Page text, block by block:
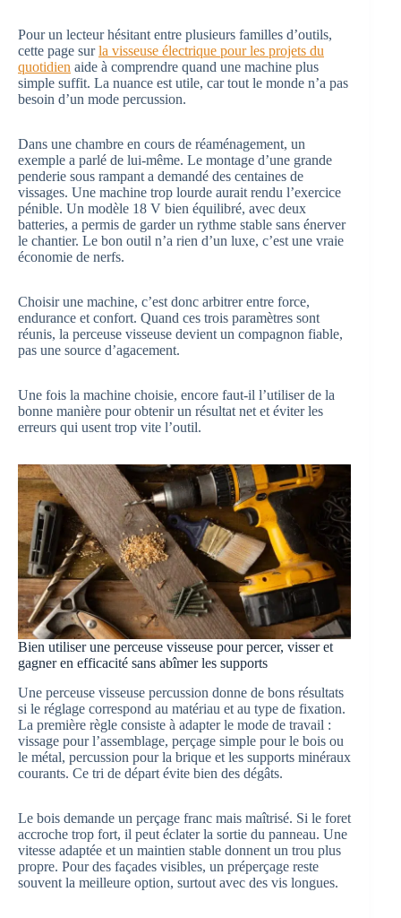
Pour un lecteur hésitant entre plusieurs familles d’outils,
cette page surla visseuse électrique pour les projets du
quotidien aide à comprendre quand une machine plus
simple suffit. La nuance est utile, car tout le monde n’a pas
besoin d’un mode percussion.
Dans une chambre en cours de réaménagement, un
exemple a parlé de lui-même. Le montage d’une grande
penderie sous rampant a demandé des centaines de
vissages. Une machine trop lourde aurait rendu l’exercice
pénible. Un modèle 18 V bien équilibré, avec deux
batteries, a permis de garder un rythme stable sans énerver
le chantier. Le bon outil n’a rien d’un luxe, c’est une vraie
économie de nerfs.
Choisir une machine, c’est donc arbitrer entre force,
endurance et confort. Quand ces trois paramètres sont
réunis, la perceuse visseuse devient un compagnon fiable,
pas une source d’agacement.
Une fois la machine choisie, encore faut-il l’utiliser de la
bonne manière pour obtenir un résultat net et éviter les
erreurs qui usent trop vite l’outil.
Bien utiliser une perceuse visseuse pour percer, visser et
gagner en efficacité sans abîmer les supports
Une perceuse visseuse percussion donne de bons résultats
si le réglage correspond au matériau et au type de fixation.
La première règle consiste à adapter le mode de travail :
vissage pour l’assemblage, perçage simple pour le bois ou
le métal, percussion pour la brique et les supports minéraux
courants. Ce tri de départ évite bien des dégâts.
Le bois demande un perçage franc mais maîtrisé. Si le foret
accroche trop fort, il peut éclater la sortie du panneau. Une
vitesse adaptée et un maintien stable donnent un trou plus
propre. Pour des façades visibles, un préperçage reste
souvent la meilleure option, surtout avec des vis longues.